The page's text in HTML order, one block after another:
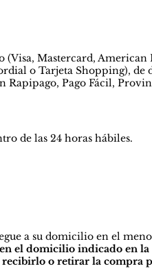
Mastercard,
o Tarjeta Shopping), de
Pago Fácil,
de las 24 horas hábiles.
a su domicilio en el
el domicilio indicado en
o retirar la compra